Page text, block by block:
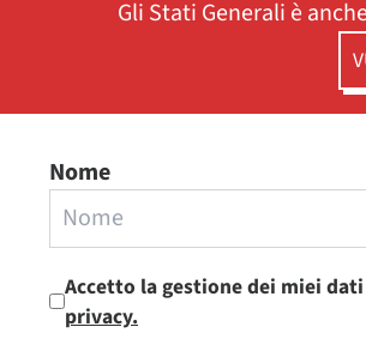
Gli Stati Generali è
Nome
Accetto la gestione dei miei
privacy.